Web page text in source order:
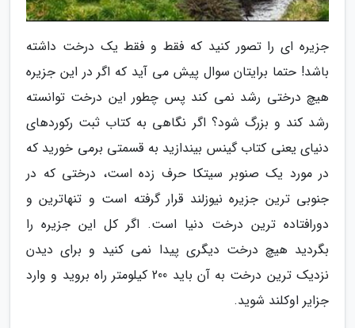
جزیره ای را تصور کنید که فقط و فقط یک درخت داشته
باشد! حتما برایتان سوال پیش می آید که اگر در این جزیره
هیچ درختی رشد نمی کند پس چطور این درخت توانسته
رشد کند و بزرگ شود؟ اگر نگاهی به کتاب ثبت رکوردهای
دنیای یعنی کتاب گینس بیندازید به قسمتی برمی خورید که
در مورد یک صنوبر سیتکا حرف زده است، درختی که در
جنوبی ترین جزیره نیوزلند قرار گرفته است و تنهاترین و
دورافتاده ترین درخت دنیا است. اگر کل این جزیره را
بگردید هیچ درخت دیگری پیدا نمی کنید و برای دیدن
نزدیک ترین درخت به آن باید 200 کیلومتر راه بروید و وارد
جزایر اوکلند شوید.